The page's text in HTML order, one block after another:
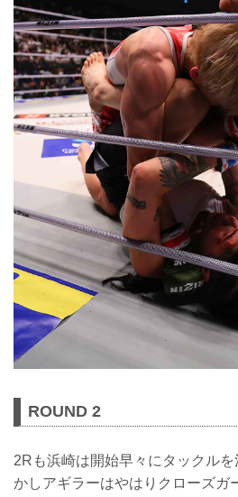
ROUND 2
2Rも浜崎は開始早々にタックル
かしアギラーはやはりクローズガ